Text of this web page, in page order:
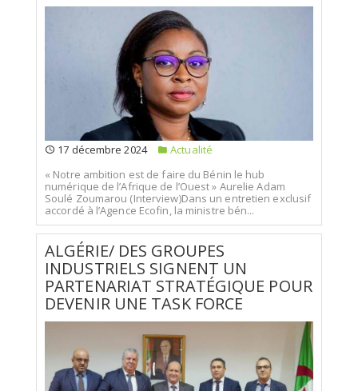
17 décembre 2024
Actualité
« Notre ambition est de faire du Bénin le hub
numérique de l’Afrique de l’Ouest » Aurelie Adam
Soulé Zoumarou (Interview)Dans un entretien exclusif
accordé à l’Agence Ecofin, la ministre bén...
ALGÉRIE/ DES GROUPES
INDUSTRIELS SIGNENT UN
PARTENARIAT STRATÉGIQUE POUR
DEVENIR UNE TASK FORCE